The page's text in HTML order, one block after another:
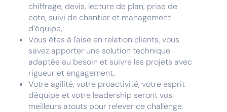
chiffrage, devis, lecture de plan, prise de
cote, suivi de chantier et management
d’équipe,
Vous êtes à l'aise en relation clients, vous
savez apporter une solution technique
adaptée au besoin et suivre les projets avec
rigueur et engagement,
Votre agilité, votre proactivité, votre esprit
d'équipe et votre leadership seront vos
meilleurs atouts pour relever ce challenge.